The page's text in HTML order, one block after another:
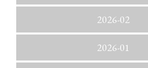
2026-02
2026-01